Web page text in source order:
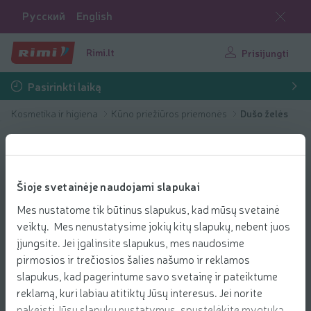
Šioje svetainėje naudojami slapukai
Mes nustatome tik būtinus slapukus, kad mūsų svetainė
veiktų. Mes nenustatysime jokių kitų slapukų, nebent juos
įjungsite. Jei įgalinsite slapukus, mes naudosime
pirmosios ir trečiosios šalies našumo ir reklamos
slapukus, kad pagerintume savo svetainę ir pateiktume
reklamą, kuri labiau atitiktų Jūsų interesus. Jei norite
Русский English
Rimi.lt Prisijungti
Pasirinkti laiką
Kosmetika ir higiena Kūno priežiūros priemonės Dušo želės